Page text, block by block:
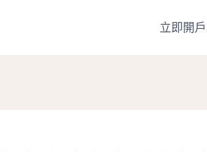
立即開戶